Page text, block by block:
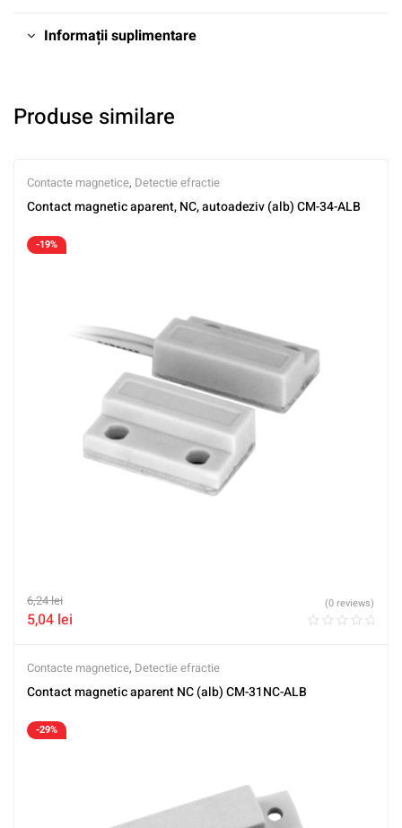
Informații suplimentare
Produse similare
Contacte magnetice, Detectie efractie
Contact magnetic aparent, NC, autoadeziv (alb) CM-34-ALB
-19%
6,24lei
5,04 lei
(0 reviews)
Contacte magnetice, Detectie efractie
Contact magnetic aparent NC (alb) CM-31NC-ALB
-29%